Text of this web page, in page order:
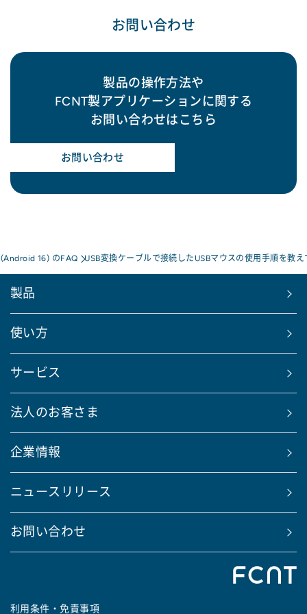
お問い合わせ
製品の操作方法や
FCNT製アプリケーションに関する
お問い合わせはこちら
お問い合わせ
16) のFAQ USB変換ケーブルで接続したUSBマウスの使用手順を教
製品
使い方
サービス
法人のお客さま
企業情報
ニュースリリース
お問い合わせ
利用条件・免責事項